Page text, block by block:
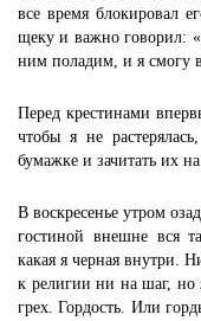
все время блокировал
щеку и важно говорил:
ним поладим, и я смогу
Перед крестинами
чтобы я не
бумажке и зачитать их
В воскресенье утром
гостиной внешне вся
какая я черная внутри.
к религии ни на шаг, но
грех. Гордость. Или